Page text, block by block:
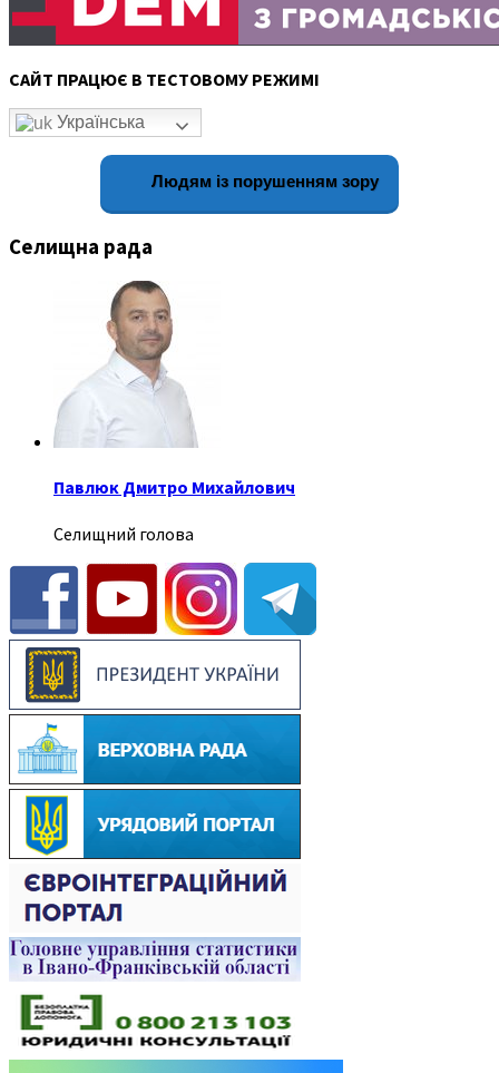
САЙТ ПРАЦЮЄ В ТЕСТОВОМУ РЕЖИМІ
Українська
Людям із порушенням зору
Селищна рада
Павлюк Дмитро Михайлович
Селищний голова